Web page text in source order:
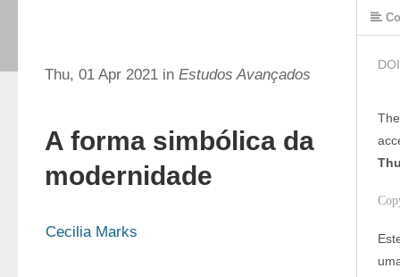
Thu, 01 Apr 2021 in Estudos Avançados
A forma simbólica da
modernidade
Cecilia Marks
DOI